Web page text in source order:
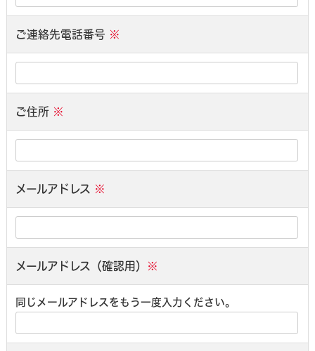
ご連絡先電話番号 ※
ご住所 ※
メールアドレス ※
メールアドレス（確認用） ※
同じメールアドレスをもう一度入力ください。